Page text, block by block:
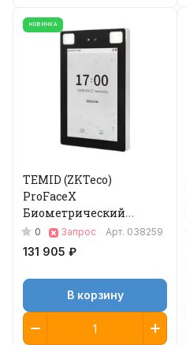
НОВИНКА
TEMID (ZKTeco)
ProFaceX
Биометрический
терминал учета
рабочего времени
0 Запрос Арт. 038259
131 905 ₽
В корзину